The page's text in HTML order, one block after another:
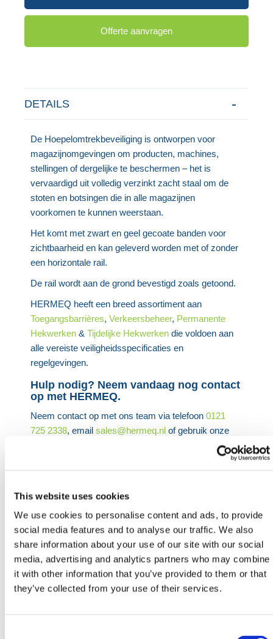
This website uses cookies
We use cookies to personalise content and ads, to provide
social media features and to analyse our traffic. We also
share information about your use of our site with our social
media, advertising and analytics partners who may combine
it with other information that you’ve provided to them or that
they’ve collected from your use of their services.
Offerte aanvragen
DETAILS
De Hoepelomtrekbeveiliging is ontworpen voor
magazijnomgevingen om producten, machines,
stellingen of dergelijke te beschermen – het is
vervaardigd uit volledig verzinkt zacht staal om de
stoten en botsingen die in alle magazijnen
voorkomen te kunnen weerstaan.
Het komt met zwart en geel gecoate banden voor
zichtbaarheid en kan geleverd worden met of zonder
een horizontale rail.
De rail wordt aan de grond bevestigd zoals getoond.
HERMEQ heeft een breed assortiment aan
Toegangsbarrières,Verkeersbeheer, Permanente
Hekwerken &Tijdelijke Hekwerken die voldoen aan
alle vereiste veiligheidsspecificaties en
regelgevingen.
Hulp nodig? Neem vandaag nog contact
op met HERMEQ.
Neem contact op met ons team via telefoon0121
725 2338, emailsales@hermeq.nl of gebruik onze
live chat functie tussen 8:00 en 17:00 uur voor hulp
contact op met HERMEQ.
Neem contact op door te e-mailen
naarsales@hermeq.nlof bel ons tussen 9:00 en
17:00 op+31 202417011